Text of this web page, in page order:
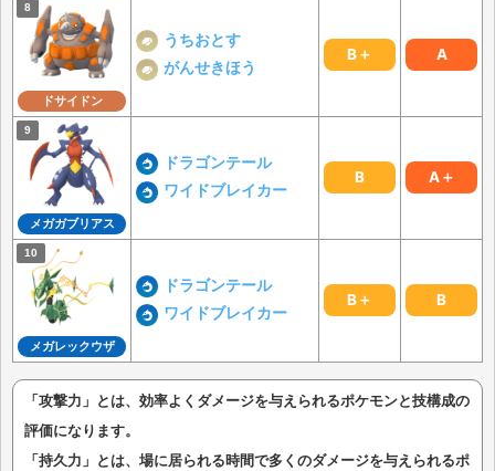
ドサイドン
うちおとす
がんせきほう
B＋ A
メガガブリアス
ドラゴンテール
ワイドブレイカー
B A＋
メガレックウザ
ドラゴンテール
ワイドブレイカー
B＋ B
「攻撃力」とは、効率よくダメージを与えられるポケモンと技構成の
評価になります。
「持久力」とは、場に居られる時間で多くのダメージを与えられるポ